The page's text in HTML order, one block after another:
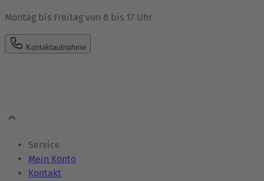
Montag bis Freitag von 8 bis 17 Uhr
Kontaktaufnahme
Service
Mein Konto
Kontakt